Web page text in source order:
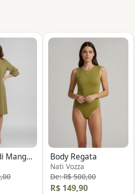
Vestido Midi Manga Longa Body Regata
Nati Vozza
De: R$ 500,00
R$ 149,90